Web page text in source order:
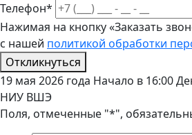
Телефон*
Нажимая на кнопку «Заказать
с нашей политикой обработки
Откликнуться
19 мая 2026 года Начало в 16:00
НИУ ВШЭ
Поля, отмеченные "*",